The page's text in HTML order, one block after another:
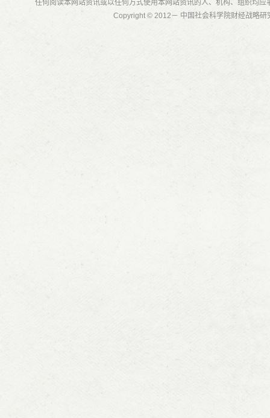
任何阅读本网站资讯或以任何方式使用本网站资讯的人、机构、组织均应
Copyright © 2012－ 中国社会科学院财经战略